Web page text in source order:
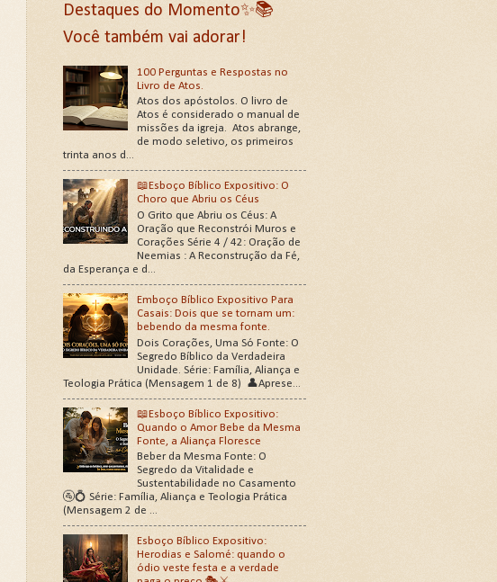
Destaques do Momento✨📚
Você também vai adorar!
100 Perguntas e Respostas no
Livro de Atos.
Atos dos apóstolos. O livro de
Atos é considerado o manual de
missões da igreja. Atos abrange,
de modo seletivo, os primeiros
trinta anos d...
📖Esboço Bíblico Expositivo: O
Choro que Abriu os Céus
O Grito que Abriu os Céus: A
Oração que Reconstrói Muros e
Corações Série 4 / 42: Oração de
Neemias : A Reconstrução da Fé,
da Esperança e d...
Emboço Bíblico Expositivo Para
Casais: Dois que se tornam um:
bebendo da mesma fonte.
Dois Corações, Uma Só Fonte: O
Segredo Bíblico da Verdadeira
Unidade. Série: Família, Aliança e
Teologia Prática (Mensagem 1 de 8) 👤Aprese...
📖Esboço Bíblico Expositivo:
Quando o Amor Bebe da Mesma
Fonte, a Aliança Floresce
Beber da Mesma Fonte: O
Segredo da Vitalidade e
Sustentabilidade no Casamento
🚰💍 Série: Família, Aliança e Teologia Prática
(Mensagem 2 de ...
Esboço Bíblico Expositivo:
Herodias e Salomé: quando o
ódio veste festa e a verdade